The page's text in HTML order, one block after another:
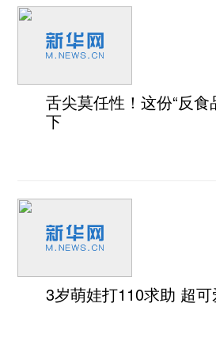
舌尖莫任性！这份“反食
下
3岁萌娃打110求助 超